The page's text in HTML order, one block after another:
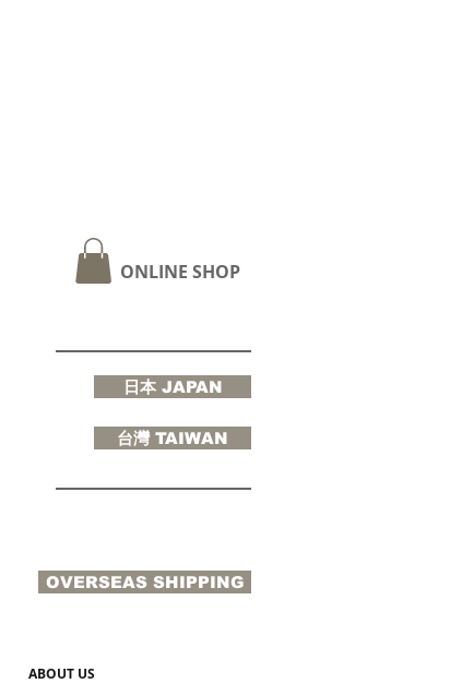
ONLINE SHOP
日本 JAPAN
台灣 TAIWAN
OVERSEAS SHIPPING
ABOUT US